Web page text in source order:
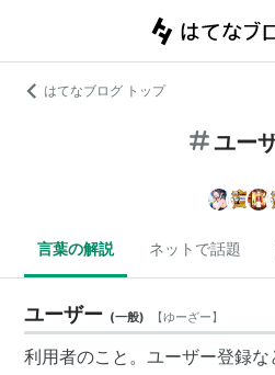
はてなブログ トップ
ユー
言葉の解説 ネットで話題
ユーザー (一般) 【ゆーざー】
利用者のこと。ユーザー登録